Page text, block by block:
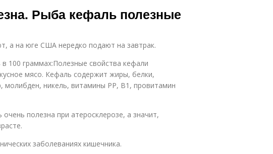
Рыба кефаль полезные
а на юге США нередко подают на завтрак.
100 граммах:Полезные свойства кефали
мясо. Кефаль содержит жиры, белки,
молибден, никель, витамины РР, В1, провитамин
полезна при атеросклерозе, а значит,
заболеваниях кишечника.